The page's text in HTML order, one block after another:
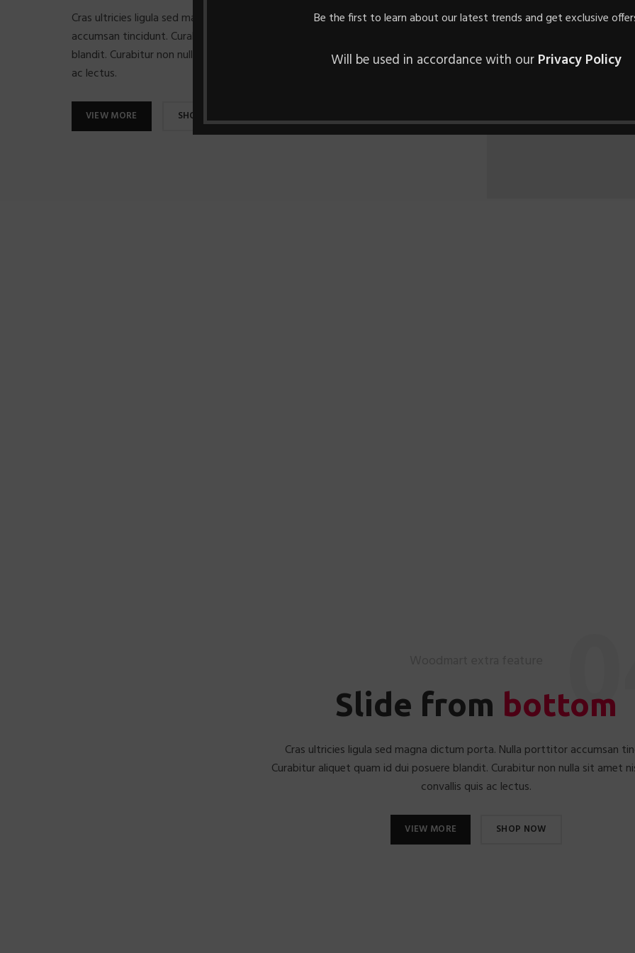
Be the first to learn about our latest trends and get exclusive
Will be used in accordance with our Privacy Policy
Cras ultricies ligula sed magna dictum porta. Nulla porttitor
accumsan tincidunt. Curabitur aliquet quam id dui posuere
blandit. Curabitur non nulla sit amet nisl tempus convallis quis
ac lectus.
VIEW MORE SHOP NOW
Slide from bottom
Cras ultricies ligula sed magna dictum porta. Nulla porttitor accumsan
Curabitur aliquet quam id dui posuere blandit. Curabitur non nulla sit amet
convallis quis ac lectus.
VIEW MORE SHOP NOW